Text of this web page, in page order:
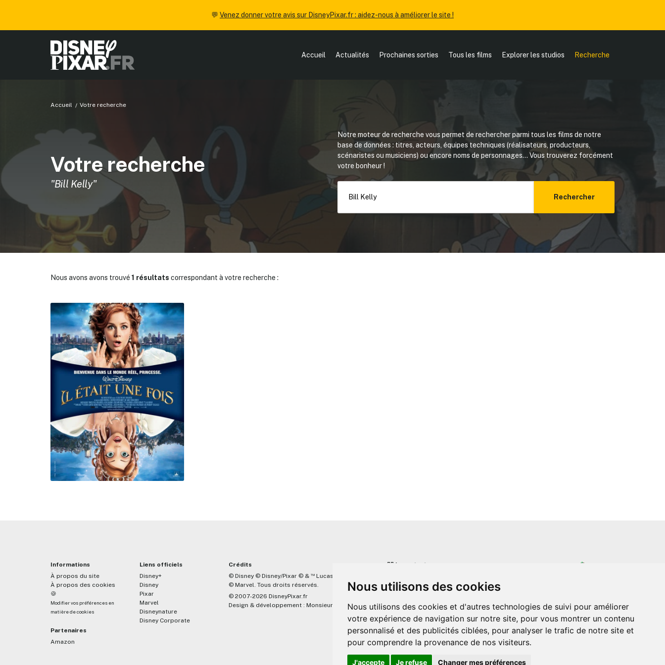
Nous utilisons des cookies
Nous utilisons des cookies et d'autres technologies de suivi pour améliorer
votre expérience de navigation sur notre site, pour vous montrer un contenu
personnalisé et des publicités ciblées, pour analyser le trafic de notre site et
pour comprendre la provenance de nos visiteurs.
J'accepte Je refuse Changer mes préférences
💬 Venez donner votre avis sur DisneyPixar.fr : aidez-nous à améliorer le site !
Accueil Actualités Prochaines sorties Tous les films Explorer les studios Recherche
Accueil Votre recherche
Votre recherche
"Bill Kelly"
Notre moteur de recherche vous permet de rechercher parmi tous les films de notre
base de données : titres, acteurs, équipes techniques (réalisateurs, producteurs,
scénaristes ou musiciens) ou encore noms de personnages... Vous trouverez forcément
votre bonheur !
Rechercher
Nous avons avons trouvé 1 résultats correspondant à votre recherche :
Informations
À propos du site
À propos des cookies
🍪
Modifier vos préférences en
matière de cookies
Partenaires
Amazon
Liens officiels
Disney+
Disney
Pixar
Marvel
Disneynature
Disney Corporate
Crédits
© Disney © Disney/Pixar © & ™ Lucasfilm LTD
© Marvel. Tous droits réservés.
© 2007-2026 DisneyPixar.fr
Design & développement : MonsieurPaul
☝🏼 Important
lié de quelque manière que ce soit avec The Walt Disney
associés. Toute demande adressée aux studios Disney ou
Pixar sera ignorée. Merci de votre compréhension.
✕